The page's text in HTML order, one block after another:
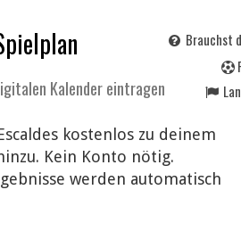
Kalender eintragen
Brauchst
kostenlos zu deinem
Kein Konto nötig.
werden automatisch